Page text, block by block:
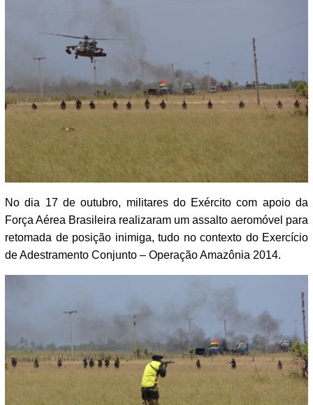
No dia 17 de outubro, militares do Exército com apoio da
Força Aérea Brasileira realizaram um assalto aeromóvel para
retomada de posição inimiga, tudo no contexto do Exercício
de Adestramento Conjunto – Operação Amazônia 2014.